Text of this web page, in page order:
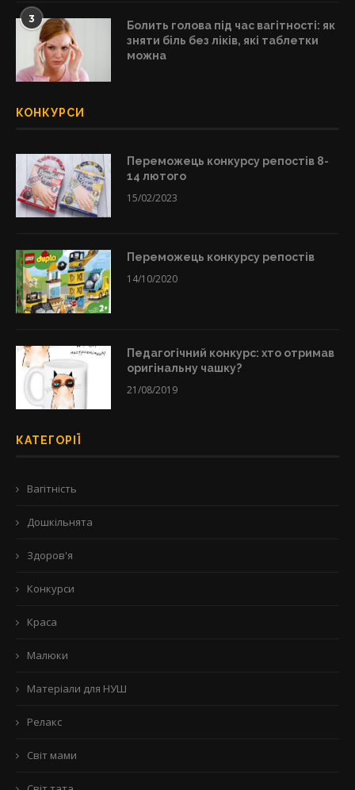
3
Болить голова під час вагітності: як
зняти біль без ліків, які таблетки
можна
КОНКУРСИ
Переможець конкурсу репостів 8-
14 лютого
15/02/2023
Переможець конкурсу репостів
14/10/2020
Педагогічний конкурс: хто отримав
оригінальну чашку?
21/08/2019
КАТЕГОРІЇ
Вагітність
Дошкільнята
Здоров'я
Конкурси
Краса
Малюки
Матеріали для НУШ
Релакс
Світ мами